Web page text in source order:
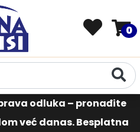
0
odluka – pronađite
već danas. Besplatna